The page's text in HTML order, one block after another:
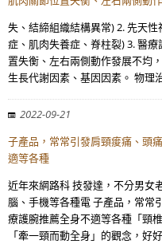
失、結締組織結構異常) 2. 先天
症、肌肉失養症、脊柱裂) 3. 醫
置失衡、左右兩側動作發展不均
生長代謝因素、基因因素。 物理
2022-09-21
子產品，常常引發肩頸痠痛、頭
適等各種
近年來網路科 技發達，不分男女
腦、手機等各種電 子產品，常常
療護腕推薦全身不適等各種「頸
「牽一頸而動全身」的觀念，好